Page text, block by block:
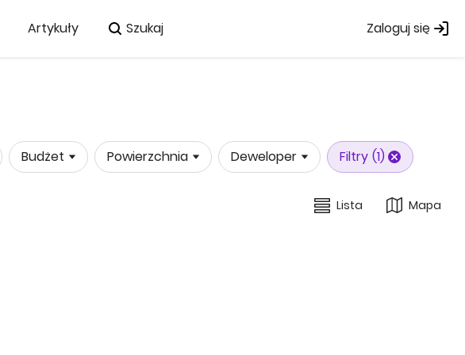
Artykuły Szukaj Zaloguj się
Budżet Powierzchnia Deweloper Filtry (1)
Lista Mapa